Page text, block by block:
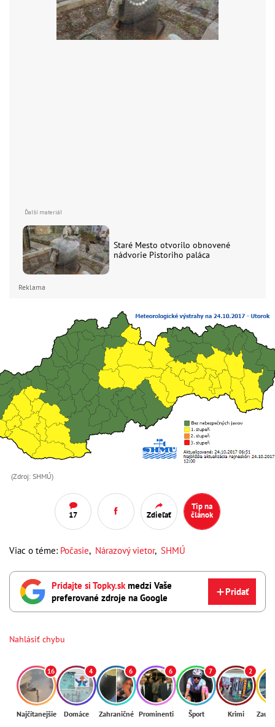
Staré Mesto otvorilo obnovené
nádvorie Pistoriho paláca
Reklama
(Zdroj: SHMÚ)
17 Zdieľať
Tip na
článok
Viac o téme: Počasie, Nárazový vietor, SHMÚ
Pridajte si Topky.sk medzi Vaše
preferované zdroje na Google
Pridať
Nahlásiť chybu
16
Najčítanejšie
4
Domáce
6
Zahraničné
6
Prominenti
7
Šport
2
Krimi